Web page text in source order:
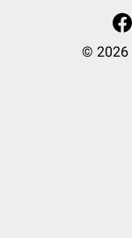
© 2026